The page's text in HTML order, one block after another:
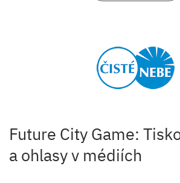
Future City Game:
a ohlasy v médiích